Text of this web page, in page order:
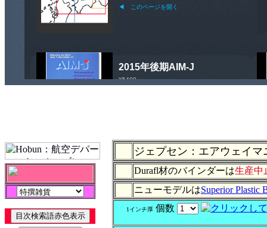
ジェプセン：エアウェイ
Durafl材のバインダーは生産中
ニューモデルはSuperior Plastic
1インチ厚 個数